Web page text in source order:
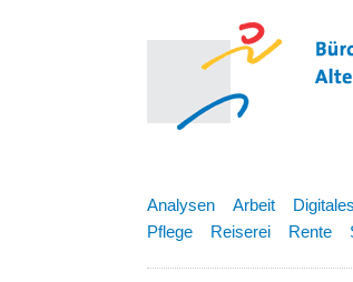
Analysen Arbeit Digitales
Pflege
Reiserei Rente